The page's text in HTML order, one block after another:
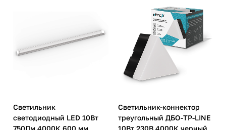
Светильник
светодиодный LED 10Вт
Светильник-коннектор
треугольный ДБО-ТР-LINE